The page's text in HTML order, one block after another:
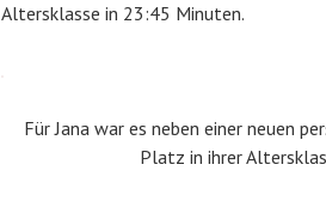
Altersklasse in 23:45 Minuten.
Für Jana war es neben einer neuen
Platz in ihrer